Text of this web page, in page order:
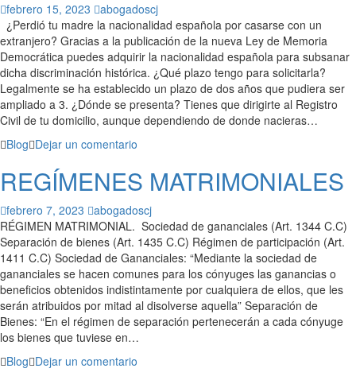
febrero 15, 2023
abogadoscj
¿Perdió tu madre la nacionalidad española por casarse con un
extranjero? Gracias a la publicación de la nueva Ley de Memoria
Democrática puedes adquirir la nacionalidad española para subsanar
dicha discriminación histórica. ¿Qué plazo tengo para solicitarla?
Legalmente se ha establecido un plazo de dos años que pudiera ser
ampliado a 3. ¿Dónde se presenta? Tienes que dirigirte al Registro
Civil de tu domicilio, aunque dependiendo de donde nacieras…
Blog Dejar un comentario
REGÍMENES MATRIMONIALES
febrero 7, 2023
abogadoscj
RÉGIMEN MATRIMONIAL. Sociedad de gananciales (Art. 1344 C.C)
Separación de bienes (Art. 1435 C.C) Régimen de participación (Art.
1411 C.C) Sociedad de Gananciales: “Mediante la sociedad de
gananciales se hacen comunes para los cónyuges las ganancias o
beneficios obtenidos indistintamente por cualquiera de ellos, que les
serán atribuidos por mitad al disolverse aquella” Separación de
Bienes: “En el régimen de separación pertenecerán a cada cónyuge
los bienes que tuviese en…
Blog Dejar un comentario